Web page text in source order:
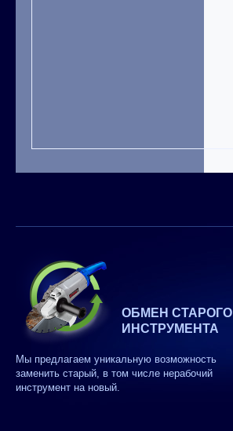
ОБМЕН СТАРОГО
ИНСТРУМЕНТА
Мы предлагаем уникальную возможность
заменить старый, в том числе нерабочий
инструмент на новый.